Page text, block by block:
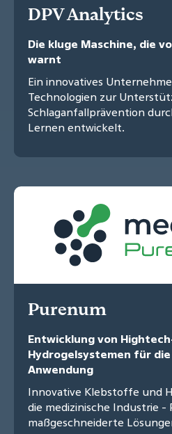
DPV Analytics
Die kluge Maschine, die
warnt
Ein innovatives
Technologien zur
Schlaganfallprävention
Lernen entwickelt.
Purenum
Entwicklung von
Hydrogelsystemen für
Anwendung
Innovative Klebstoffe und
die medizinische Industrie
maßgeschneiderte